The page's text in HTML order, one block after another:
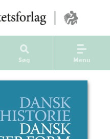
Søg Menu